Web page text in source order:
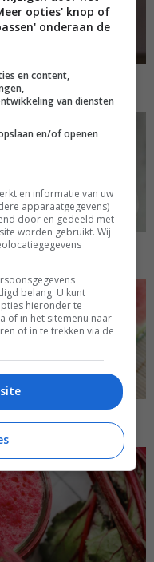
MAKEN
opties' knop of
onderaan de
en content,
van diensten
en/of openen
en informatie van uw
apparaatgegevens)
door en gedeeld met
worden gebruikt. Wij
belang. U kunt
hieronder te
of in het sitemenu naar
of in te trekken via de